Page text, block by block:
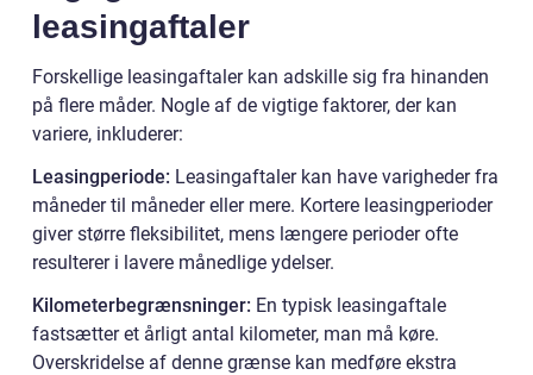
leasingaftaler
Forskellige leasingaftaler kan adskille sig fra hinanden
på flere måder. Nogle af de vigtige faktorer, der kan
variere, inkluderer:
Leasingperiode: Leasingaftaler kan have varigheder fra
måneder til måneder eller mere. Kortere leasingperioder
giver større fleksibilitet, mens længere perioder ofte
resulterer i lavere månedlige ydelser.
Kilometerbegrænsninger: En typisk leasingaftale
fastsætter et årligt antal kilometer, man må køre.
Overskridelse af denne grænse kan medføre ekstra